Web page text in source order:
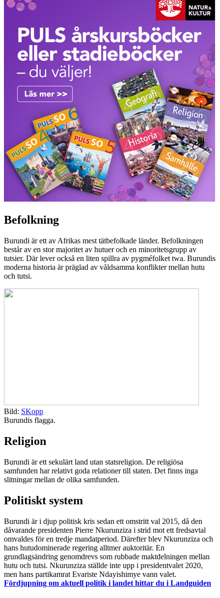
Befolkning
Burundi är ett av Afrikas mest tätbefolkade länder. Befolkningen
består av en stor majoritet av hutuer och en minoritetsgrupp av
tutsier. Där lever också en liten spillra av pygméfolket twa. Burundis
moderna historia är präglad av våldsamma konflikter mellan hutu
och tutsi.
Bild: SKopp
Burundis flagga.
Religion
Burundi är ett sekulärt land utan statsreligion. De religiösa
samfunden har relativt goda relationer till staten. Det finns inga
slitningar mellan de olika samfunden.
Politiskt system
Burundi är i djup politisk kris sedan ett omstritt val 2015, då den
dåvarande presidenten Pierre Nkurunziza i strid mot ett fredsavtal
omvaldes för en tredje mandatperiod. Därefter blev Nkurunziza och
hans hutudominerade regering alltmer auktoritär. En
grundlagsändring genomdrevs som rubbade maktdelningen mellan
hutu och tutsi. Nkurunziza ställde inte upp i presidentvalet 2020,
men hans partikamrat Evariste Ndayishimye vann valet.
Fördjupning om aktuell politik i landet hittar du i Landguiden